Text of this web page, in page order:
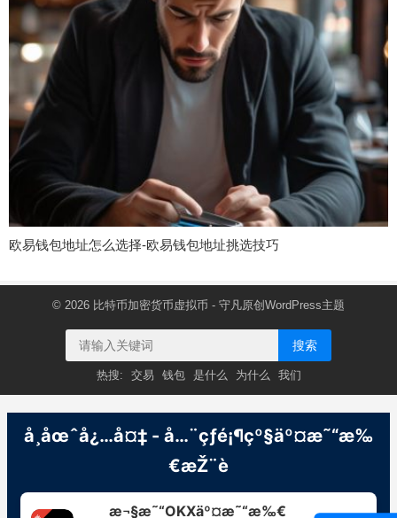
欧易钱包地址怎么选择-欧易钱包地址挑选技巧
© 2026 比特币加密货币虚拟币 - 守凡原创 WordPress主题
搜索
热搜: 交易 钱包 是什么 为什么 我们